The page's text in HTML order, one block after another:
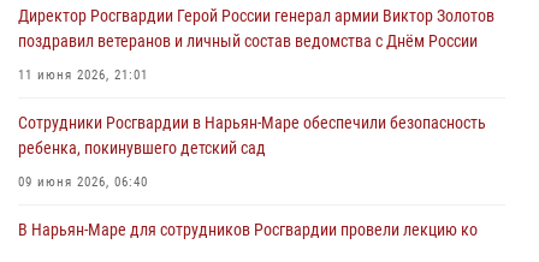
Директор Росгвардии Герой России генерал армии Виктор Золотов
поздравил ветеранов и личный состав ведомства с Днём России
11 июня 2026, 21:01
Сотрудники Росгвардии в Нарьян-Маре обеспечили безопасность
ребенка, покинувшего детский сад
09 июня 2026, 06:40
В Нарьян-Маре для сотрудников Росгвардии провели лекцию ко